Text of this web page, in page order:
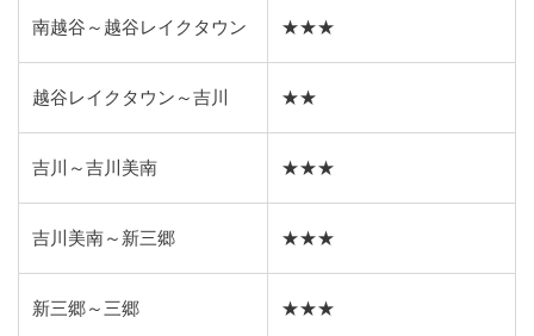
南越谷～越谷レイクタウン ★★★
越谷レイクタウン～吉川 ★★
吉川～吉川美南 ★★★
吉川美南～新三郷 ★★★
新三郷～三郷 ★★★